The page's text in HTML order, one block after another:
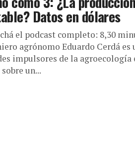
Datos en dólares
el podcast completo: 8,30
agrónomo Eduardo Cerdá es
impulsores de la agroecología
un...